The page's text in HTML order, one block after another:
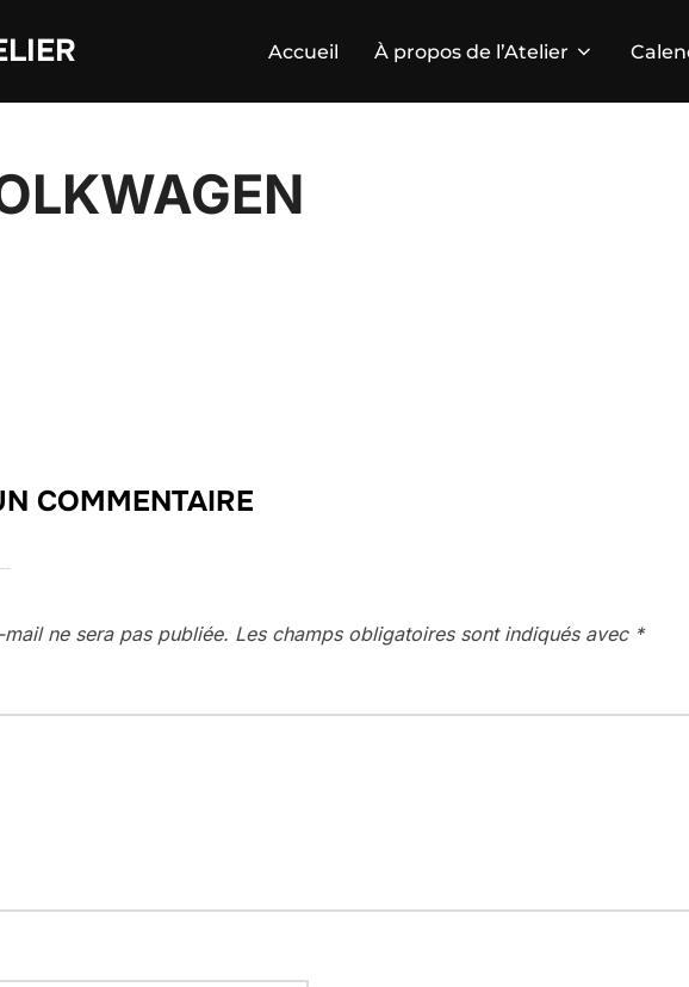
Accueil À propos de l’Atelier
COMMENTAIRE
ne sera pas publiée. Les champs obligatoires sont indiqués avec *